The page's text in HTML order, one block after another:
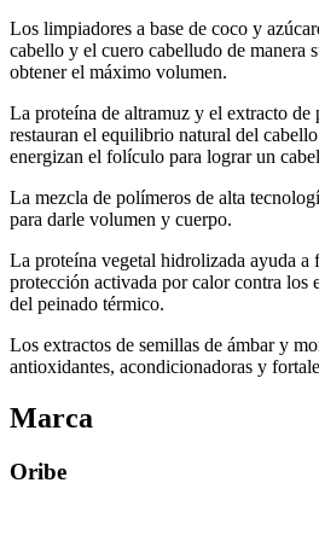
Los limpiadores a base de coco y
cabello y el cuero cabelludo de manera
obtener el máximo volumen.
La proteína de altramuz y el extracto de
restauran el equilibrio natural del
energizan el folículo para lograr un
La mezcla de polímeros de alta
para darle volumen y cuerpo.
La proteína vegetal hidrolizada ayuda a
protección activada por calor contra los
del peinado térmico.
Los extractos de semillas de ámbar y
antioxidantes, acondicionadoras y
Marca
Oribe